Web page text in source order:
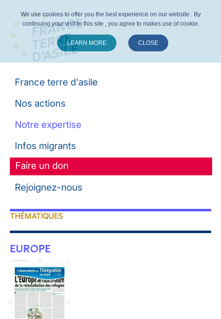
France terre d'asile
Nos actions
Notre expertise
Infos migrants
Faire un don
Rejoignez-nous
THÉMATIQUES
EUROPE
We use cookies to offer you the best experience on our website . By
continuing your visit to this site , you agree to makes use of cookie.
LEARN MORE CLOSE